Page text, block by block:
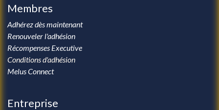
Membres
Adhérez dès maintenant
Renouveler l'adhésion
Récompenses Executive
Conditions d'adhésion
Melus Connect
Entreprise